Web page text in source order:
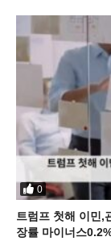
0
트럼프 첫해 이민,
장률 마이너스